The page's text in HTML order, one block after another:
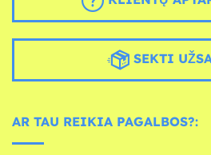
SEKTI
AR TAU REIKIA PAGALBOS?: